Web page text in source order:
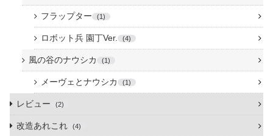
フラップター 1
ロボット兵 園丁Ver. 4
風の谷のナウシカ 1
メーヴェとナウシカ 1
レビュー 2
改造あれこれ 4